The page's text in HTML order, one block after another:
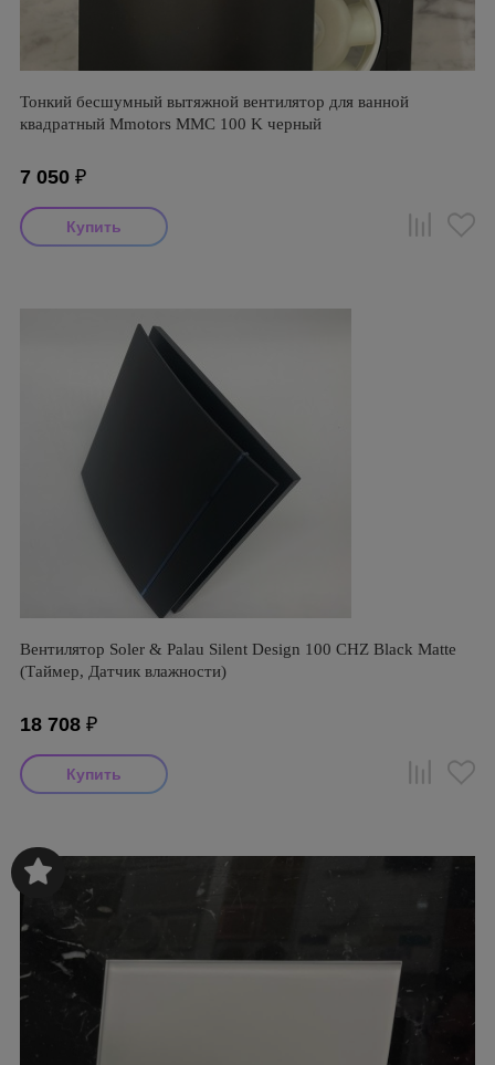
Тонкий бесшумный вытяжной вентилятор для ванной
квадратный Mmotors ММC 100 K черный
7 050 ₽
Вентилятор Soler & Palau Silent Design 100 CHZ Black Matte
(Таймер, Датчик влажности)
18 708 ₽